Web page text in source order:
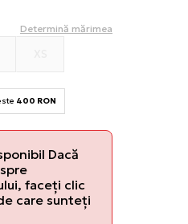
Determină mărimea
400 RON
Dacă
faceți clic
care sunteți